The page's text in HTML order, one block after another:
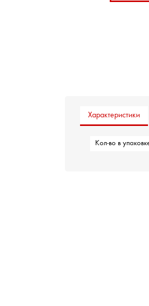
Характеристики
Кол-во в